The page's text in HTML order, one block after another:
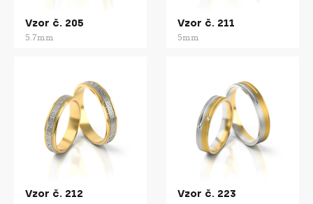
Vzor č. 205
5.7mm
Vzor č. 211
5mm
Vzor č. 212 Vzor č. 223